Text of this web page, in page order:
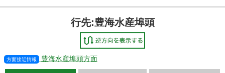
行先:豊海水産埠頭
方面接近情報 豊海水産埠頭方面